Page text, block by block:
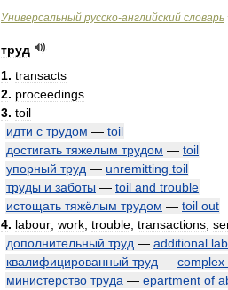
Универсальный русско-английский словарь
труд
1. transacts
2. proceedings
3. toil
идти с трудом — toil
достигать тяжелым трудом — toil
упорный труд — unremitting toil
труды и заботы — toil and trouble
истощать тяжёлым трудом — toil out
4. labour; work; trouble; transactions;
дополнительный труд — additional
квалифицированный труд — complex
министерство труда — epartment of